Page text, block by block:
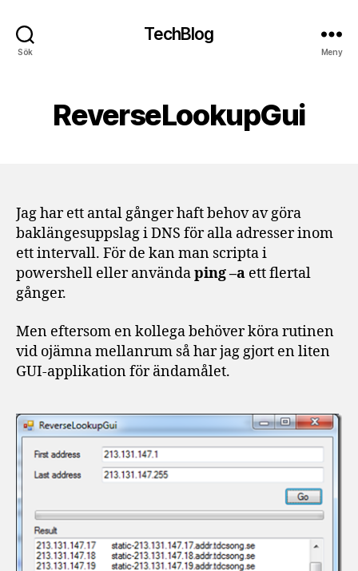
Sök
TechBlog
Meny
ReverseLookupGui
Jag har ett antal gånger haft behov av göra
baklängesuppslag i DNS för alla adresser inom
ett intervall. För de kan man scripta i
powershell eller användaping –a ett flertal
gånger.
Men eftersom en kollega behöver köra rutinen
vid ojämna mellanrum så har jag gjort en liten
GUI-applikation för ändamålet.